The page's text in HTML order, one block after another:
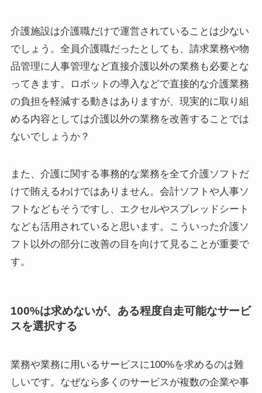
介護施設は介護職だけで運営されていることは少ない
でしょう。全員介護職だったとしても、請求業務や物
品管理に人事管理など直接介護以外の業務も必要とな
ってきます。ロボットの導入などで直接的な介護業務
の負担を軽減する動きはありますが、現実的に取り組
める内容としては介護以外の業務を改善することでは
ないでしょうか？
また、介護に関する事務的な業務を全て介護ソフトだ
けで賄えるわけではありません。会計ソフトや人事ソ
フトなどもそうですし、エクセルやスプレッドシート
なども活用されていると思います。こういった介護ソ
フト以外の部分に改善の目を向けて見ることが重要で
す。
100%は求めないが、ある程度自走可能なサービ
スを選択する
業務や業務に用いるサービスに100%を求めるのは難
しいです。なぜなら多くのサービスが複数の企業や事